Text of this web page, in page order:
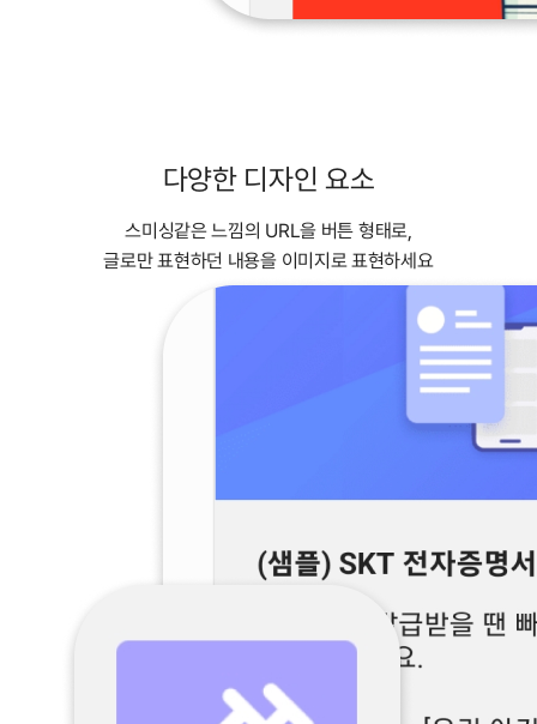
다양한 디자인 요소
스미싱같은 느낌의 URL을 버튼 형태로,
글로만 표현하던 내용을 이미지로 표현하세요